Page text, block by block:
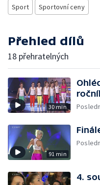
Sport Sportovní ceny
Přehled dílů
18 přehratelných
30 min
91 min
4.